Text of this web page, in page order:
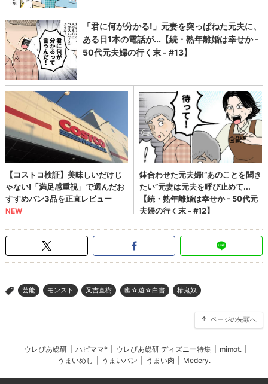
> 芸能 モンスト 又吉直樹 幽☆遊☆白書 椿鬼奴
ページの先頭へ
ウレぴあ総研 ハピママ* ウレぴあ総研 ディズニー特集 mimot.
うまいめし
うまいパン うまい肉 Medery.